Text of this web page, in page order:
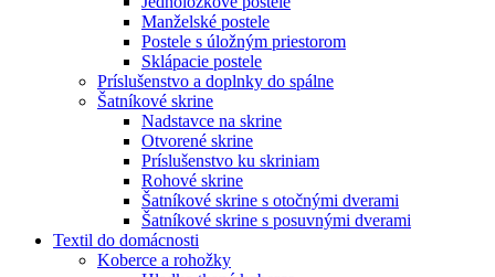
Manželské postele
Postele s úložným priestorom
Sklápacie postele
Príslušenstvo a doplnky do spálne
Šatníkové skrine
Nadstavce na skrine
Otvorené skrine
Príslušenstvo ku skriniam
Rohové skrine
Šatníkové skrine s otočnými dverami
Šatníkové skrine s posuvnými dverami
Textil do domácnosti
Koberce a rohožky